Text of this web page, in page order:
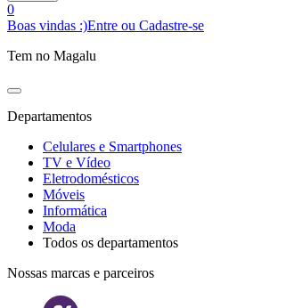
0
Boas vindas :)Entre ou Cadastre-se
Tem no Magalu
Departamentos
Celulares e Smartphones
TV e Vídeo
Eletrodomésticos
Móveis
Informática
Moda
Todos os departamentos
Nossas marcas e parceiros